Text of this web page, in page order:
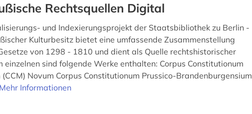
Rechtsquellen Digital
und Indexierungsprojekt der Staatsbibliothek zu Berlin -
Kulturbesitz bietet eine umfassende Zusammenstellung
von 1298 - 1810 und dient als Quelle rechtshistorischer
einzelnen sind folgende Werke enthalten: Corpus Constitutionum
Novum Corpus Constitutionum Prussico-Brandenburgensium
Mehr Informationen